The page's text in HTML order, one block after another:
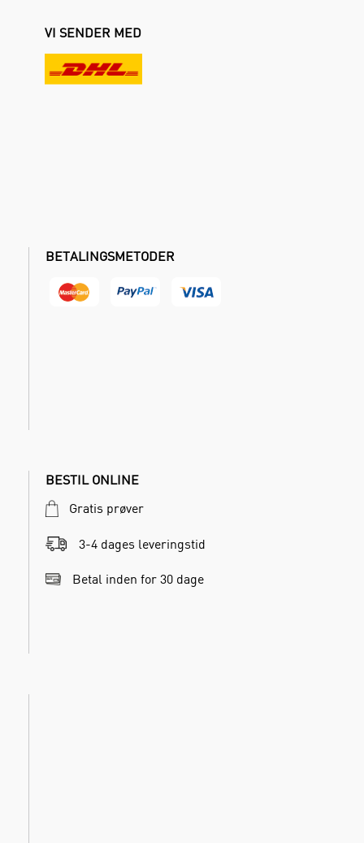
VI SENDER MED
BETALINGSMETODER
BESTIL ONLINE
Gratis prøver
3-4 dages leveringstid
Betal inden for 30 dage